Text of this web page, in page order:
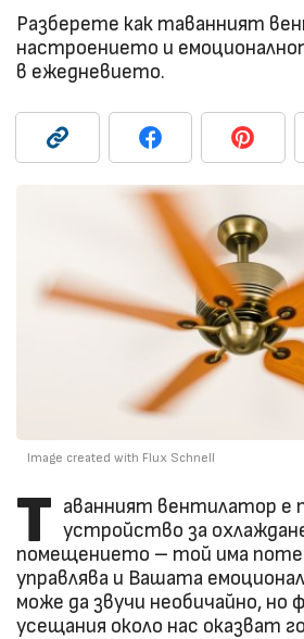
Разберете как таванният
настроението и
в ежедневието.
Image created with Flux Schnell
Т
аванният вентилатор е
устройство за
помещението – той има
управлява и Вашата
може да звучи необичайно, но
усещания около нас оказват